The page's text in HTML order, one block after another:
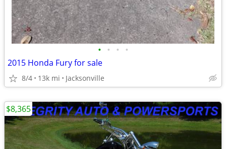
• • • •
2015 Honda Fury for sale
8/4 13k mi Jacksonville
$8,365